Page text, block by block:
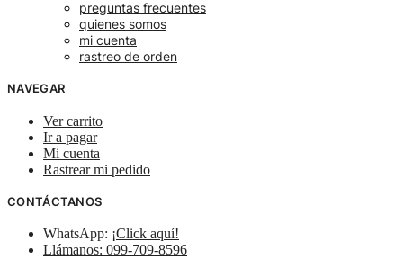
preguntas frecuentes
quienes somos
mi cuenta
rastreo de orden
NAVEGAR
Ver carrito
Ir a pagar
Mi cuenta
Rastrear mi pedido
CONTÁCTANOS
WhatsApp: ¡Click aquí!
Llámanos: 099-709-8596